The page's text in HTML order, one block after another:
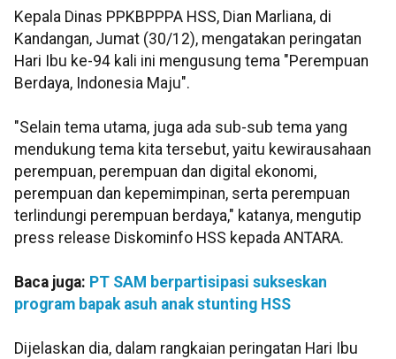
Kepala Dinas PPKBPPPA HSS, Dian Marliana, di
Kandangan, Jumat (30/12), mengatakan peringatan
Hari Ibu ke-94 kali ini mengusung tema "Perempuan
Berdaya, Indonesia Maju".
"Selain tema utama, juga ada sub-sub tema yang
mendukung tema kita tersebut, yaitu kewirausahaan
perempuan, perempuan dan digital ekonomi,
perempuan dan kepemimpinan, serta perempuan
terlindungi perempuan berdaya," katanya, mengutip
press release Diskominfo HSS kepada ANTARA.
Baca juga: PT SAM berpartisipasi sukseskan
program bapak asuh anak stunting HSS
Dijelaskan dia, dalam rangkaian peringatan Hari Ibu